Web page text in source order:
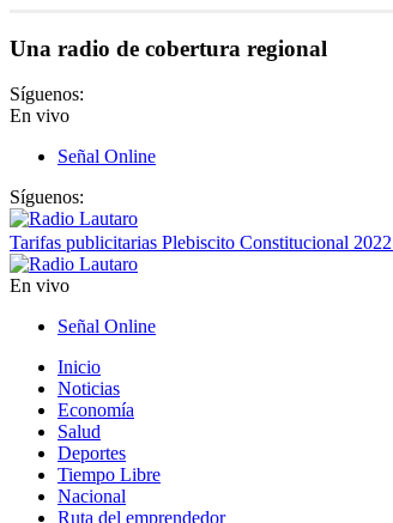
Una radio de cobertura regional
Síguenos:
En vivo
Señal Online
Síguenos:
Tarifas publicitarias Plebiscito Constitucional 2022
En vivo
Señal Online
Inicio
Noticias
Economía
Salud
Deportes
Tiempo Libre
Nacional
Ruta del emprendedor